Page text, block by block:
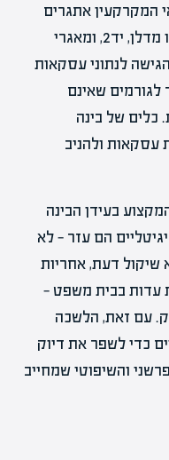
המקרקעין אתגרים
ייחודיים. מצד אחד, פלטפורמות כמו מדלן, יד2, ומאגרי
לנתוני עסקאות
שאינם
כלים של בינה
עסקאות ולהניב
בעידן הבינה
הם עזר — לא
שיקול דעת, אחריות
עדות בבית משפט —
עם זאת, הלשכה
כדי לשפר את דיוק
והשיפוטי שמחייב